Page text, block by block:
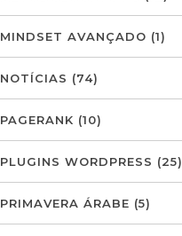
MINDSET AVANÇADO (1)
NOTÍCIAS (74)
PAGERANK (10)
PLUGINS WORDPRESS (25)
PRIMAVERA ÁRABE (5)